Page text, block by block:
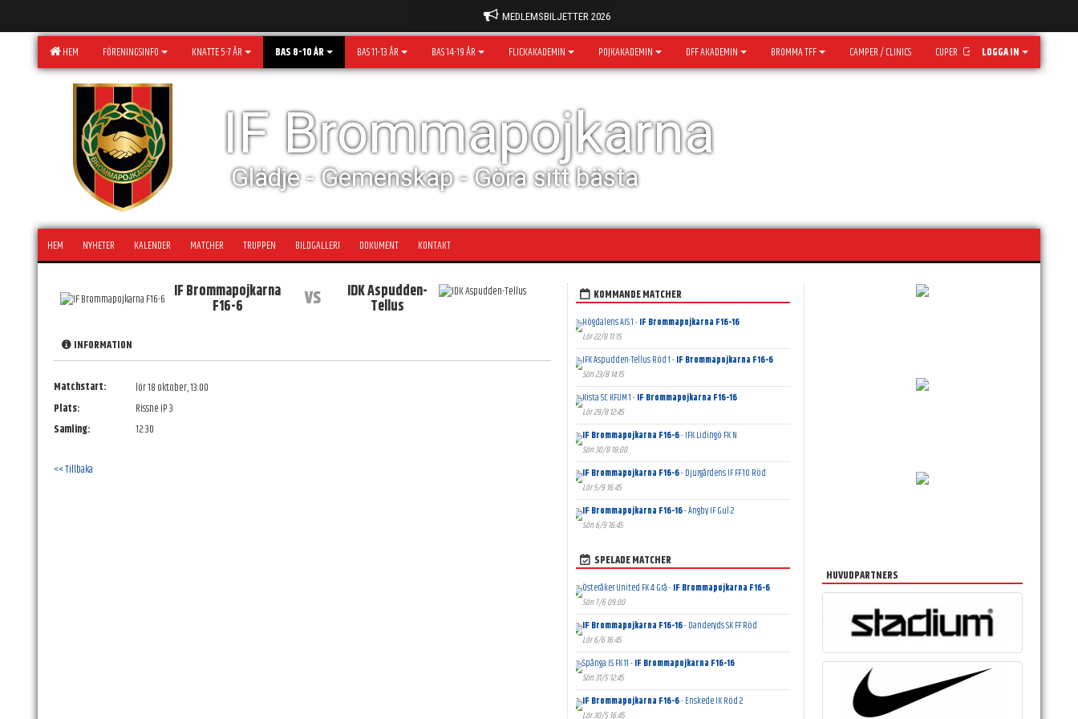
MEDLEMSBILJETTER 2026
HEM FÖRENINGSINFO KNATTE 5-7 ÅR BAS 8-10 ÅR BAS 11-13 ÅR BAS 14-19 ÅR FLICKAKADEMIN POJKAKADEMIN DFF AKADEMIN BROMMA TFF CAMPER / CLINICS CUPER LOGGA IN
IF Brommapojkarna
Glädje - Gemenskap - Göra sitt bästa
HEM NYHETER KALENDER MATCHER TRUPPEN BILDGALLERI DOKUMENT KONTAKT
IF Brommapojkarna
F16-6 vs IDK Aspudden-
Tellus
INFORMATION
Matchstart:
lör 18 oktober, 13:00
Plats:
Rissne IP 3
Samling:
12:30
<< Tillbaka
KOMMANDE MATCHER
Högdalens AIS 1 -IF Brommapojkarna F16-16
Lör 22/8 11:15
IFK Aspudden-Tellus Röd 1 -IF Brommapojkarna F16-6
Sön 23/8 14:15
Kista SC KFUM 1 -IF Brommapojkarna F16-16
Lör 29/8 12:45
IF Brommapojkarna F16-6- IFK Lidingö FK N
Sön 30/8 18:00
IF Brommapojkarna F16-6- Djurgårdens IF FF 10 Röd
Lör 5/9 16:45
IF Brommapojkarna F16-16- Ängby IF Gul 2
Sön 6/9 16:45
SPELADE MATCHER
Österåker United FK 4 Grå -IF Brommapojkarna F16-6
Sön 7/6 09:00
IF Brommapojkarna F16-16- Danderyds SK FF Röd
Lör 6/6 16:45
Spånga IS FK 11 -IF Brommapojkarna F16-16
Sön 31/5 12:45
IF Brommapojkarna F16-6- Enskede IK Röd 2
Lör 30/5 16:45
HUVUDPARTNERS